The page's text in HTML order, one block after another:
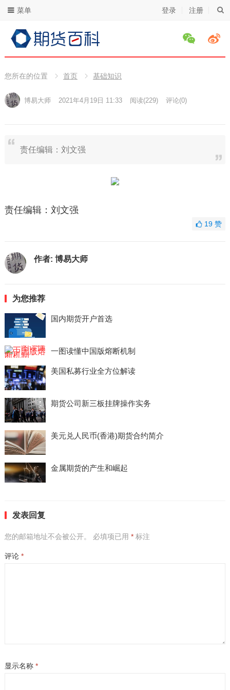
登录 注册
菜单
您所在的位置 首页 基础知识
博易大师 2021年4月19日 11:33 阅读(229) 评论(0)
责任编辑：刘文强
责任编辑：刘文强
19赞
作者: 博易大师
为您推荐
国内期货开户首选
一图读懂中国版熔断机制
美国私募行业全方位解读
期货公司新三板挂牌操作实务
美元兑人民币(香港)期货合约简介
金属期货的产生和崛起
发表回复
您的邮箱地址不会被公开。 必填项已用 *标注
评论 *
显示名称 *